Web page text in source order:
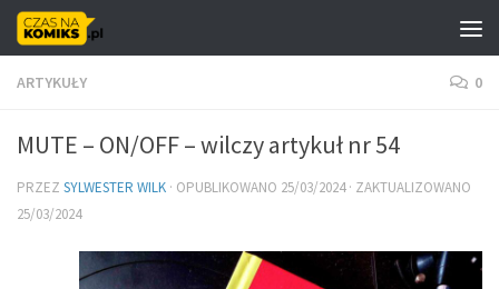
Skip to content
ARTYKUŁY 0
MUTE – ON/OFF – wilczy artykuł nr 54
PRZEZ SYLWESTER WILK · OPUBLIKOWANO 25/03/2024· ZAKTUALIZOWANO
25/03/2024